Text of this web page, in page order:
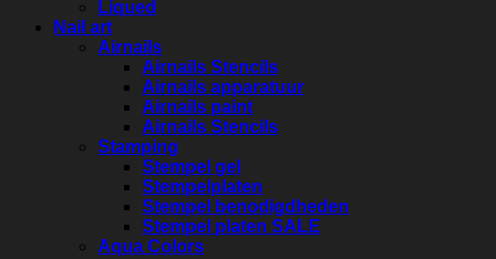
Liqued
Nail art
Airnails
Airnails Stencils
Airnails apparatuur
Airnails paint
Airnails Stencils
Stamping
Stempel gel
Stempelplaten
Stempel benodigdheden
Stempel platen SALE
Aqua Colors